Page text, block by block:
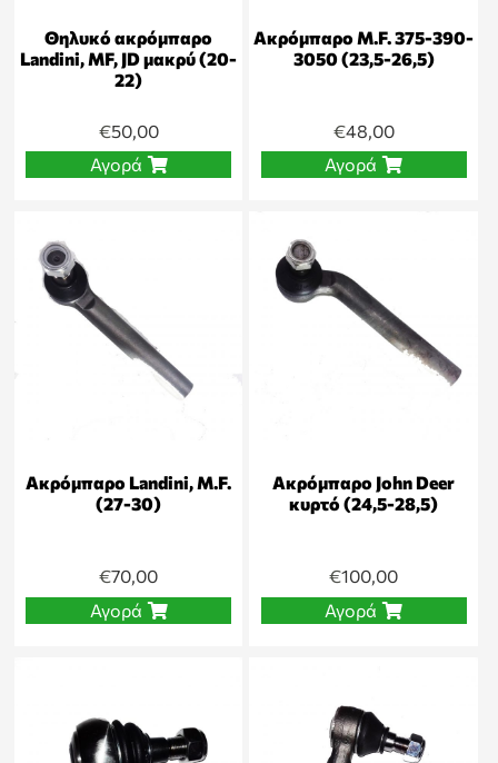
Θηλυκό ακρόμπαρο
Landini, MF, JD μακρύ (20-
22)
€50,00
Αγορά
Ακρόμπαρο M.F. 375-390-
3050 (23,5-26,5)
€48,00
Αγορά
Ακρόμπαρο Landini, M.F.
(27-30)
€70,00
Αγορά
Ακρόμπαρο John Deer
κυρτό (24,5-28,5)
€100,00
Αγορά